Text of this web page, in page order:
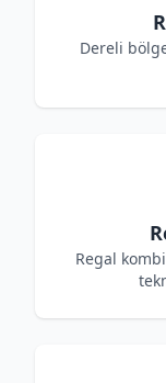
Dereli
Regal